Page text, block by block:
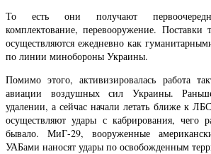
То есть они получают
комплектование, перевооружение.
осуществляются ежедневно как
по линии минобороны Украины.
Помимо этого, активизировалась работа
авиации воздушных сил Украины.
удалении, а сейчас начали летать ближе к
осуществляют удары с кабрирования, чего
бывало. МиГ-29, вооруженные
УАБами наносят удары по освобожденным